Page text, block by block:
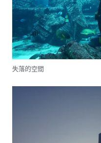
失落的空間